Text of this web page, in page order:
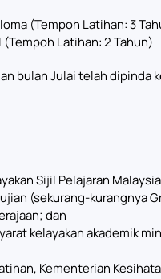
(Tempoh Latihan: 3
Latihan: 2 Tahun)
bulan Julai telah dipinda
Sijil Pelajaran
(sekurang-kurangnya
dan
kelayakan akademik
Kementerian